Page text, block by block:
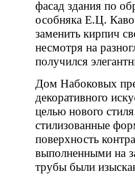
фасад здания по
особняка Е.Ц.
заменить кирпич
несмотря на
получился
Дом Набоковых
декоративного
целью нового
стилизованные
поверхность
выполненными на
трубы были